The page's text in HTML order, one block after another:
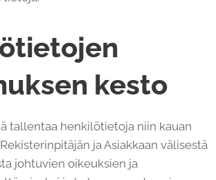
kesto
tallentaa henkilötietoja niin kauan
ja Asiakkaan välisestä
johtuvien oikeuksien ja